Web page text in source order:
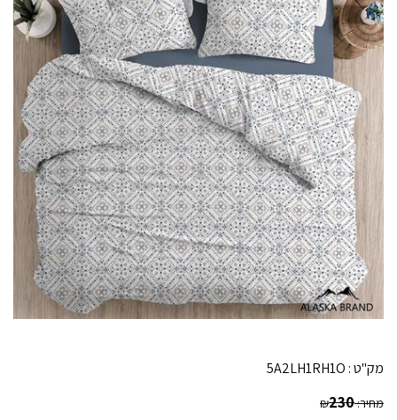
מק"ט : 5A2LH1RH1O
מחיר: ₪230